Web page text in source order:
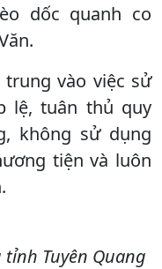
dốc quanh co
vào việc sử
lệ, tuân thủ quy
không sử dụng
tiện và luôn
Tuyên Quang